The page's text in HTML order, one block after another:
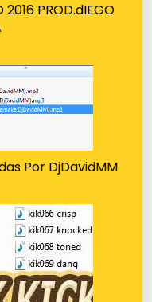
2016 PROD.dIEGO
Por DjDavidMM